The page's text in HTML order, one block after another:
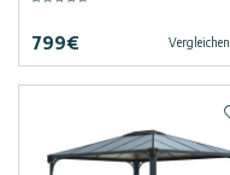
799€ Vergleichen